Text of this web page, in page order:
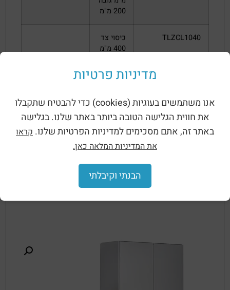
מדיניות פרטיות
אנו משתמשים בעוגיות (cookies) כדי להבטיח שתקבלו
את חווית הגלישה הטובה ביותר באתר שלנו. בגלישה
באתר זה, אתם מסכימים למדיניות הפרטיות שלנו. קראו
את המדיניות המלאה כאן.
הבנתי וקיבלתי
200 מ"מ
TLZCL1040
כיסוי צד
400 מ"מ
גובה 100
מ"מ
TLZCL2040
כיסוי צד
400 מ"מ
לסוקל
מ"מ